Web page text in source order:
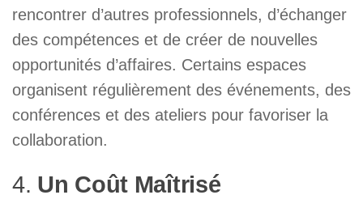
rencontrer d’autres professionnels, d’échanger
des compétences et de créer de nouvelles
opportunités d’affaires. Certains espaces
organisent régulièrement des événements, des
conférences et des ateliers pour favoriser la
collaboration.
4. Un Coût Maîtrisé